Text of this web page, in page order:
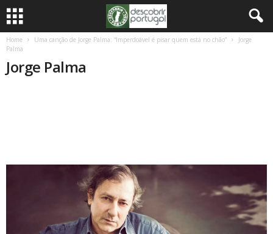
Home Uma canção de Jorge Palma: “Imperdoável é pisar quem está no chão”
Jorge
Palma
Jorge Palma